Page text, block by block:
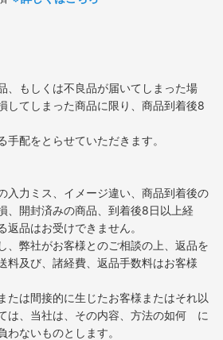
、もしくは不良品が届いてしまった場
してしまった商品に限り、商品到着後8
配をとらせていただきます。
入力ミス、イメージ違い、商品到着後の
、開封済みの商品、到着後8日以上経
品はお受けできません。
、弊社がお客様とのご相談の上、返品を
料及び、諸経費、返品手数料はお客様
たは間接的に生じたお客様またはそれ以
は、当社は、その内容、方法の如何 に
ないものとします。